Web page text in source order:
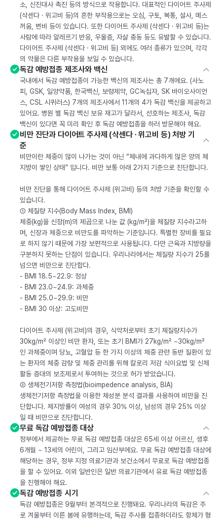
소, 신진대사 촉진 등의 방식으로 작용합니다. 대표적인 다이어트 주사제
(삭센다 · 위고비 등)의 흔한 부작용으로는 오심, 구토, 복통, 설사, 메스
꺼움, 변비 등이 있습니다. 또한 다이어트 주사제 (삭센다 · 위고비 등)는
사람에 따라 알레르기 반응, 우울증, 자살 충동 등도 유발할 수 있습니다.
다이어트 주사제 (삭센다 · 위고비 등) 외에도 여러 종류가 있으며, 각각
의 약물은 다른 부작용을 보일 수 있습니다.
독감 예방접종 제조사와 백신
국내에서 독감 예방접종이 가능한 백신의 제조사는 총 7개에요. (사노
피, GSK, 일양약품, 한국백신, 보령제약, GC녹십자, SK 바이오사이언
스, CSL 시퀴러스) 7개의 제조사에서 11개의 4가 독감 백신을 제공하고
있어요. 병원 별 독감 백신 보유 재고가 달라서, 선호하는 제조사, 독감
백신이 있다면 꼭 미리 확인 후 독감 예방접종을 하러 방문해야 해요.
비만 진단과 다이어트 주사제 (삭센다 · 위고비 등) 처방 기
준
비만이란 체중이 많이 나가는 것이 아닌 “체내에 과다하게 많은 양의 체
지방이 쌓인 상태” 입니다. 비만 보통 아래 2가지 기준으로 진단합니다.
비만 진단을 통해 다이어트 주사제 (위고비) 등의 처방 기준을 확인할 수
있습니다.
① 체질량 지수(Body Mass Index, BMI)
체중(kg)을 신장(m)의 제곱으로 나눈 값 (kg/m²)을 체질량 지수라고하
며, 신장과 체중으로 비만도를 파악하는 기준입니다. 특별한 장비를 필요
로 하지 않기 때문에 가장 보편적으로 사용됩니다. 다만 근육과 지방량을
구분하지 못하는 단점이 있습니다. 우리나라에서는 체질량 지수가 25를
넘으면 비만으로 진단합다.
- BMI 18.5~22.9: 정상
- BMI 23.0~24.9: 과체중
- BMI 25.0~29.9: 비만
- BMI 30 이상: 고도비만
다이어트 주사제 (위고비)의 경우, 식약처로부터 초기 체질량지수가
30kg/m² 이상인 비만 환자, 또는 초기 BMI가 27kg/m² ~30kg/m²
인 과체중이며 당뇨, 고혈압 등 한 가지 이상의 체중 관련 동반 질환이 있
는 환자의 체중 감량 및 체중 관리를 위해 칼로리 저감 식이요법 및 신체
활동 증대의 보조제로서 투여하는 것으로 허가 받았습니다.
② 생체전기저항 측정법(bioimpedence analysis, BIA)
생체전기저항 측정법을 이용한 체성분 분석 결과를 사용하여 비만을 진
단합니다. 체지방률이 여성의 경우 30% 이상, 남성의 경우 25% 이상
일 때 비만으로 진단합니다.
무료 독감 예방접종 대상
정부에서 제공하는 무료 독감 예방접종 대상은 65세 이상 어르신, 생후
6개월 ~ 13세의 어린이, 그리고 임산부에요. 무료 독감 예방접종 대상에
해당하는 경우, 정부 지정 의료기관과 보건소에서 무료로 독감 예방접종
을 할 수 있어요. 이외 일반인은 일반 의료기관에서 유료 독감 예방접종
을 진행해야 해요.
독감 예방접종 시기
독감 예방접종은 9월부터 본격적으로 진행돼요. 우리나라의 독감은 주
로 겨울부터 이른 봄에 유행하는데, 독감 주사를 접종하더라도 항체가 형